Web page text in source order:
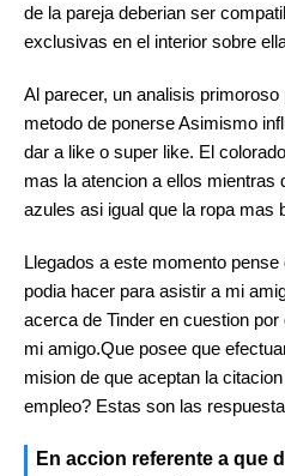
de la pareja deberian ser
exclusivas en el interior sobre
Al parecer, un analisis
metodo de ponerse Asimismo
dar a like o super like. El
mas la atencion a ellos mientras
azules asi­ igual que la ropa mas
Llegados a este momento
podia hacer para asistir a mi
acerca de Tinder en cuestion
mi amigo.Que posee que
mision de que aceptan la
empleo? Estas son las
En accion referente a que